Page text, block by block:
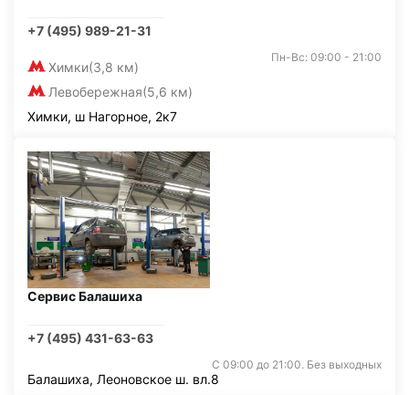
+7 (495) 989-21-31
Химки(3,8 км)
Левобережная(5,6 км)
Пн-Вс: 09:00 - 21:00
Химки, ш Нагорное, 2к7
Сервис Балашиха
+7 (495) 431-63-63
С 09:00 до 21:00. Без выходных
Балашиха, Леоновское ш. вл.8